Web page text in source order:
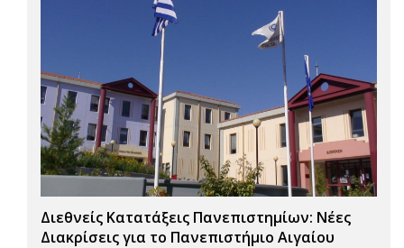
Διεθνείς Κατατάξεις Πανεπιστημίων: Νέες
Διακρίσεις για το Πανεπιστήμιο Αιγαίου